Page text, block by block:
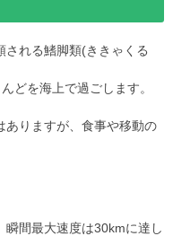
される鰭脚類(ききゃくる
どを海上で過ごします。
ありますが、食事や移動の
間最大速度は30kmに達し